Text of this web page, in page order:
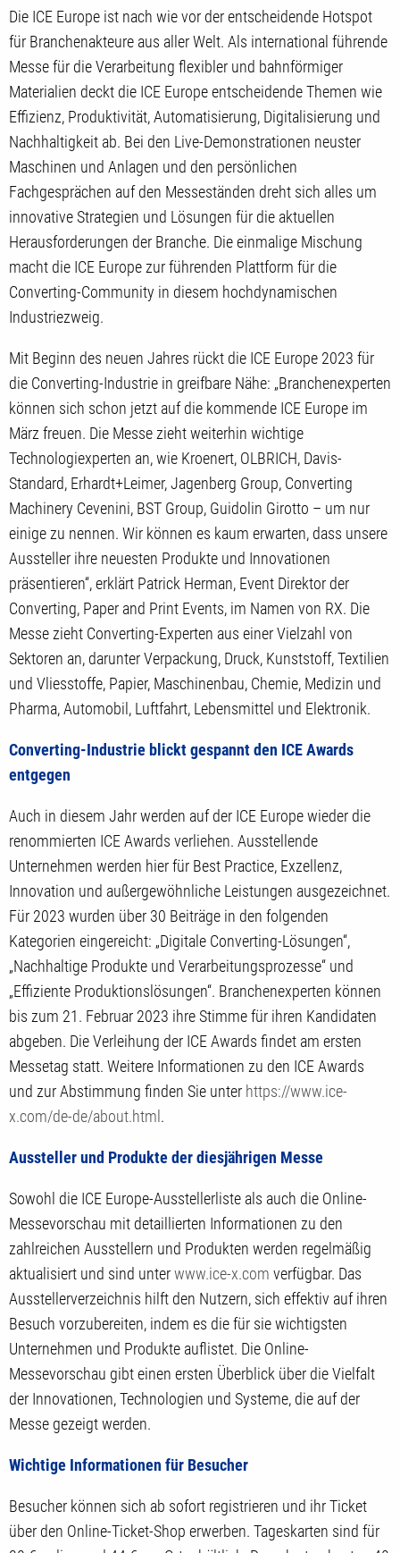
Die ICE Europe ist nach wie vor der entscheidende Hotspot
für Branchenakteure aus aller Welt. Als international führende
Messe für die Verarbeitung flexibler und bahnförmiger
Materialien deckt die ICE Europe entscheidende Themen wie
Effizienz, Produktivität, Automatisierung, Digitalisierung und
Nachhaltigkeit ab. Bei den Live-Demonstrationen neuster
Maschinen und Anlagen und den persönlichen
Fachgesprächen auf den Messeständen dreht sich alles um
innovative Strategien und Lösungen für die aktuellen
Herausforderungen der Branche. Die einmalige Mischung
macht die ICE Europe zur führenden Plattform für die
Converting-Community in diesem hochdynamischen
Industriezweig.
Mit Beginn des neuen Jahres rückt die ICE Europe 2023 für
die Converting-Industrie in greifbare Nähe: „Branchenexperten
können sich schon jetzt auf die kommende ICE Europe im
März freuen. Die Messe zieht weiterhin wichtige
Technologiexperten an, wie Kroenert, OLBRICH, Davis-
Standard, Erhardt+Leimer, Jagenberg Group, Converting
Machinery Cevenini, BST Group, Guidolin Girotto – um nur
einige zu nennen. Wir können es kaum erwarten, dass unsere
Aussteller ihre neuesten Produkte und Innovationen
präsentieren“, erklärt Patrick Herman, Event Direktor der
Converting, Paper and Print Events, im Namen von RX. Die
Messe zieht Converting-Experten aus einer Vielzahl von
Sektoren an, darunter Verpackung, Druck, Kunststoff, Textilien
und Vliesstoffe, Papier, Maschinenbau, Chemie, Medizin und
Pharma, Automobil, Luftfahrt, Lebensmittel und Elektronik.
Converting-Industrie blickt gespannt den ICE Awards
entgegen
Auch in diesem Jahr werden auf der ICE Europe wieder die
renommierten ICE Awards verliehen. Ausstellende
Unternehmen werden hier für Best Practice, Exzellenz,
Innovation und außergewöhnliche Leistungen ausgezeichnet.
Für 2023 wurden über 30 Beiträge in den folgenden
Kategorien eingereicht: „Digitale Converting-Lösungen“,
„Nachhaltige Produkte und Verarbeitungsprozesse“ und
„Effiziente Produktionslösungen“. Branchenexperten können
bis zum 21. Februar 2023 ihre Stimme für ihren Kandidaten
abgeben. Die Verleihung der ICE Awards findet am ersten
Messetag statt. Weitere Informationen zu den ICE Awards
und zur Abstimmung finden Sie unter https://www.ice-
x.com/de-de/about.html .
Aussteller und Produkte der diesjährigen Messe
Sowohl die ICE Europe-Ausstellerliste als auch die Online-
Messevorschau mit detaillierten Informationen zu den
zahlreichen Ausstellern und Produkten werden regelmäßig
aktualisiert und sind unterwww.ice-x.com verfügbar. Das
Ausstellerverzeichnis hilft den Nutzern, sich effektiv auf ihren
Besuch vorzubereiten, indem es die für sie wichtigsten
Unternehmen und Produkte auflistet. Die Online-
Messevorschau gibt einen ersten Überblick über die Vielfalt
der Innovationen, Technologien und Systeme, die auf der
Messe gezeigt werden.
Wichtige Informationen für Besucher
Besucher können sich ab sofort registrieren und ihr Ticket
über den Online-Ticket-Shop erwerben. Tageskarten sind für